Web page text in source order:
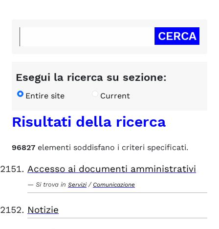
Esegui la ricerca su sezione:
Entire site Current
Risultati della ricerca
96827 elementi soddisfano i criteri specificati.
Accesso ai documenti amministrativi
Si trova in Servizi / Comunicazione
Notizie